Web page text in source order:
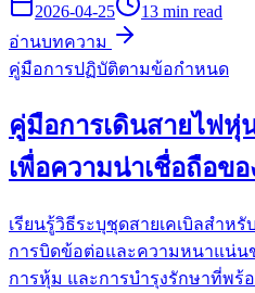
2026-04-25
13 min read
อ่านบทความ
คู่มือการปฏิบัติตามข้อกำหนด
คู่มือการเดินสายไฟ
เพื่อความน่าเชื่อถือขอ
เรียนรู้วิธีระบุชุดสายเคเบิลสำห
การบิดข้อต่อและความหนาแน่น
การหุ้ม และการบำรุงรักษาที่พร้